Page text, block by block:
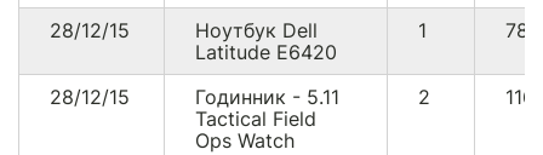
28/12/15
Ноутбук Dell
Latitude E6420
1
28/12/15
Годинник - 5.11
Tactical Field
Ops Watch
2